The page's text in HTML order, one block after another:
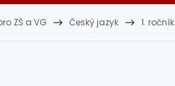
ZŠ a VG Český jazyk 1. ročník